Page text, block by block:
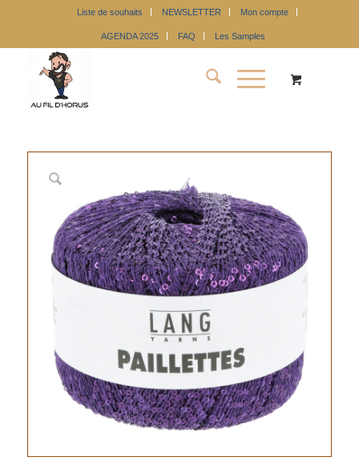
Liste de souhaits NEWSLETTER Mon compte
AGENDA 2025 FAQ Les Samples